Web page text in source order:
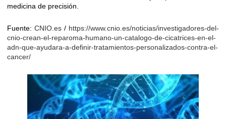
medicina de precisión.
Fuente: CNIO.es / https://www.cnio.es/noticias/investigadores-del-
cnio-crean-el-reparoma-humano-un-catalogo-de-cicatrices-en-el-
adn-que-ayudara-a-definir-tratamientos-personalizados-contra-el-
cancer/